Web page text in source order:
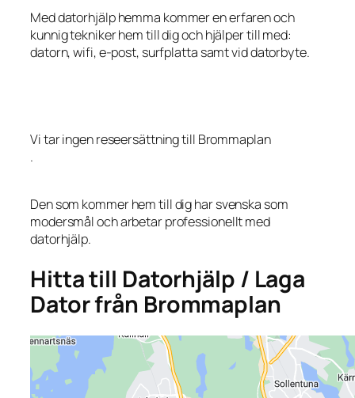
Med datorhjälp hemma kommer en erfaren och
kunnig tekniker hem till dig och hjälper till med:
datorn, wifi, e-post, surfplatta samt vid datorbyte.
Vi tar ingen reseersättning till Brommaplan
.
Den som kommer hem till dig har svenska som
modersmål och arbetar professionellt med
datorhjälp.
Hitta till Datorhjälp / Laga
Dator från Brommaplan